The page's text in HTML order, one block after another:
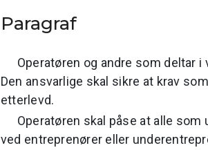
Paragraf
Operatøren og andre som deltar
Den ansvarlige skal sikre at krav
etterlevd.
Operatøren skal påse at alle
ved entreprenører eller